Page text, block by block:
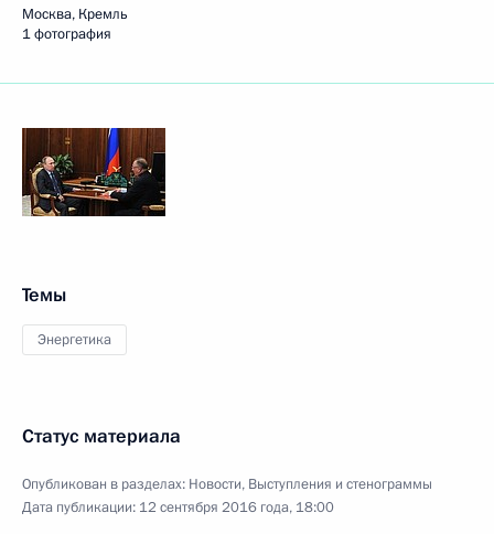
Москва, Кремль
1 фотография
Темы
Энергетика
Статус материала
Опубликован в разделах: Новости, Выступления и стенограммы
Дата публикации: 12 сентября 2016 года, 18:00